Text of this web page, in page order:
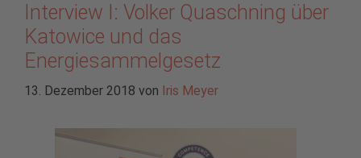
Interview I: Volker Quaschning über
Katowice und das
Energiesammelgesetz
13. Dezember 2018 von Iris Meyer